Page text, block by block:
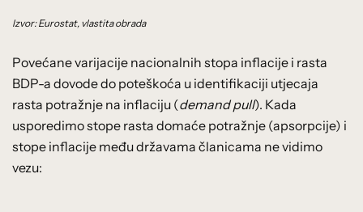
Izvor: Eurostat, vlastita obrada
Povećane varijacije nacionalnih stopa inflacije i rasta
BDP-a dovode do poteškoća u identifikaciji utjecaja
rasta potražnje na inflaciju (demand pull). Kada
usporedimo stope rasta domaće potražnje (apsorpcije) i
stope inflacije među državama članicama ne vidimo
vezu: